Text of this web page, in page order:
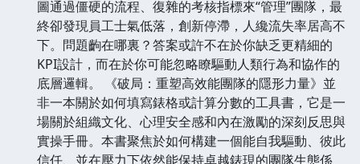
圖通過僵硬的流程、復雜的考核指標來“管理”團隊，最
終卻發現員工士氣低落，創新停滯，人纔流失率居高不
下。問題齣在哪裏？答案或許不在於你缺乏更精細的
KPI設計，而在於你可能忽略瞭驅動人類行為和協作的
底層邏輯。 《破局：重塑高效能團隊的隱形力量》並
非一本關於如何填寫錶格或計算分數的工具書，它是一
場關於組織文化、心理安全感和內在激勵的深刻反思與
實操手冊。本書聚焦於如何構建一個能自我驅動、彼此
信任、並在壓力下依然能保持卓越錶現的團隊生態係